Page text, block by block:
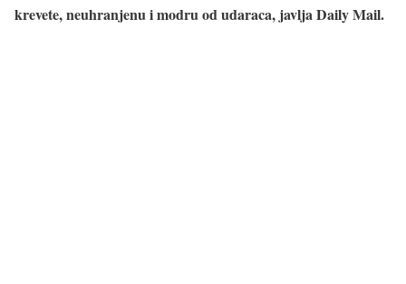
krevete, neuhranjenu i modru od udaraca, javlja Daily Mail.